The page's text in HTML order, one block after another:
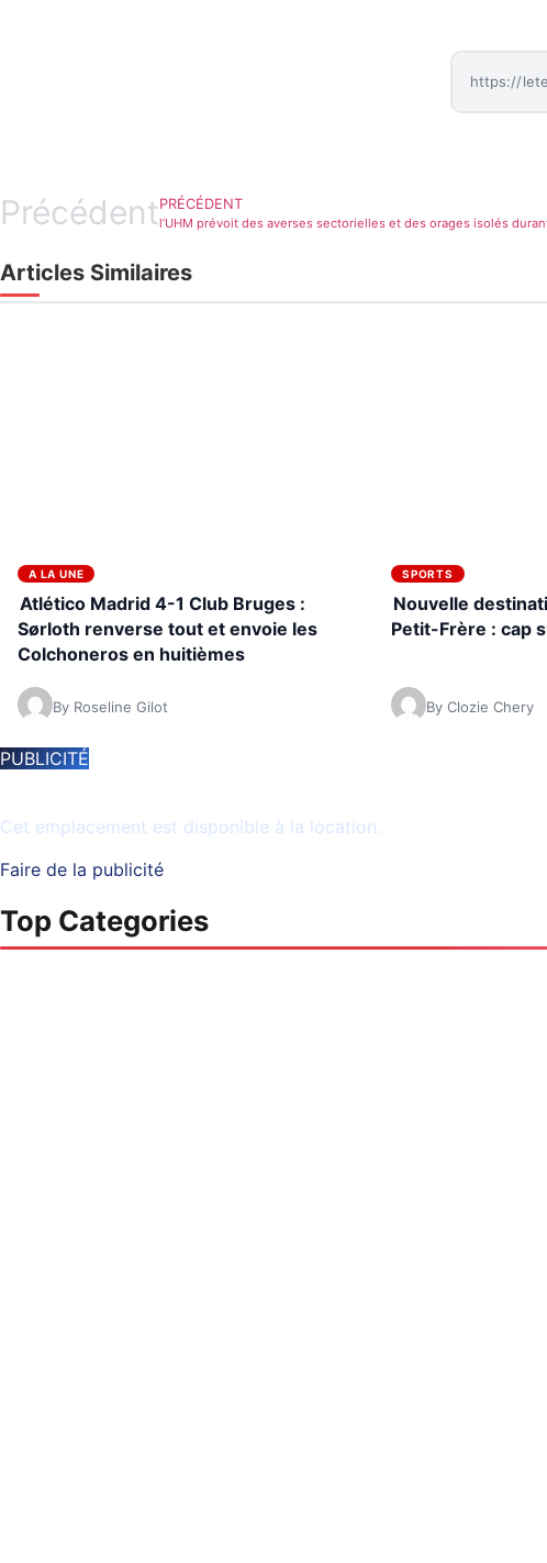
https://
Précédent PRÉCÉDENT
l’UHM prévoit des averses sectorielles et des orages isolés
Articles Similaires
A LA UNE
Atlético Madrid 4-1 Club Bruges :
Sørloth renverse tout et envoie les
Colchoneros en huitièmes
By Roseline Gilot
SPORTS
Nouvelle
Petit-Frère : cap
By Clozie Chery
PUBLICITÉ
Cet emplacement est disponible à la location.
Faire de la publicité
Top Categories